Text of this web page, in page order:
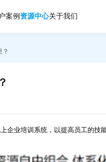
案例 资源中心关于我们
？
企业培训系统，以提高员工的